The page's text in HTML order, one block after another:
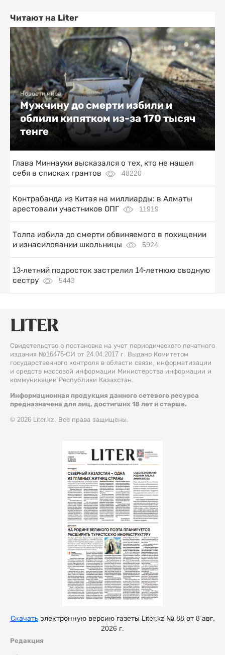
Читают на Liter
Новости мира
Мужчину до смерти избили и
облили кипятком из-за 170 тысяч
тенге
Глава Миннауки высказался о тех, кто не нашел
себя в списках грантов
48220
Контрабанда из Китая на миллиарды: в Алматы
арестовали участников ОПГ
11919
Толпа избила до смерти обвиняемого в похищении
и изнасиловании школьницы
5924
13-летний подросток застрелил 14-летнюю сводную
сестру
5443
Свидетельство о постановке на учет периодического печатного
издания №16475-СИ от 24.04.2017 г. Выдано Комитетом
государственного контроля в области связи, информатизации
и средств массовой информации Министерства информации и
коммуникации Республики Казахстан.
Информационная продукция данного сетевого ресурса
предназначена для лиц, достигших 18 лет и старше.
© 2026 Liter.kz. Все права защищены.
Редакция
Скачатьэлектронную версию газеты Liter.kz № 88 от 8 авг.
2026 г.